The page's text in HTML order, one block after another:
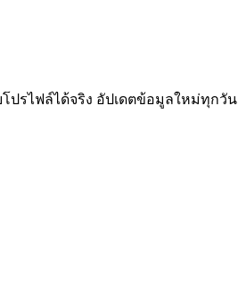
ปรไฟล์ได้จริง อัปเดตข้อมูลใหม่ทุกวัน